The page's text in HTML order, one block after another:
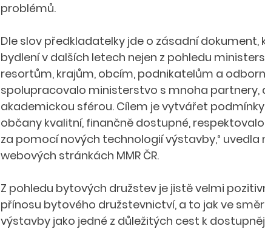
problémů.
Dle slov předkladatelky jde o zásadní
bydlení v dalších letech nejen z pohledu
resortům, krajům, obcím, podnikatelům a
spolupracovalo ministerstvo s mnoha partnery,
akademickou sférou. Cílem je vytvářet
občany kvalitní, finančně dostupné,
za pomocí nových technologií výstavby,“
webových stránkách MMR ČR.
Z pohledu bytových družstev je jistě velmi
přínosu bytového družstevnictví, a to jak ve
výstavby jako jedné z důležitých cest k